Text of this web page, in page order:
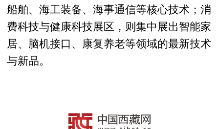
船舶、海工装备、海事通信等核心技术；消
费科技与健康科技展区，则集中展出智能家
居、脑机接口、康复养老等领域的最新技术
与新品。